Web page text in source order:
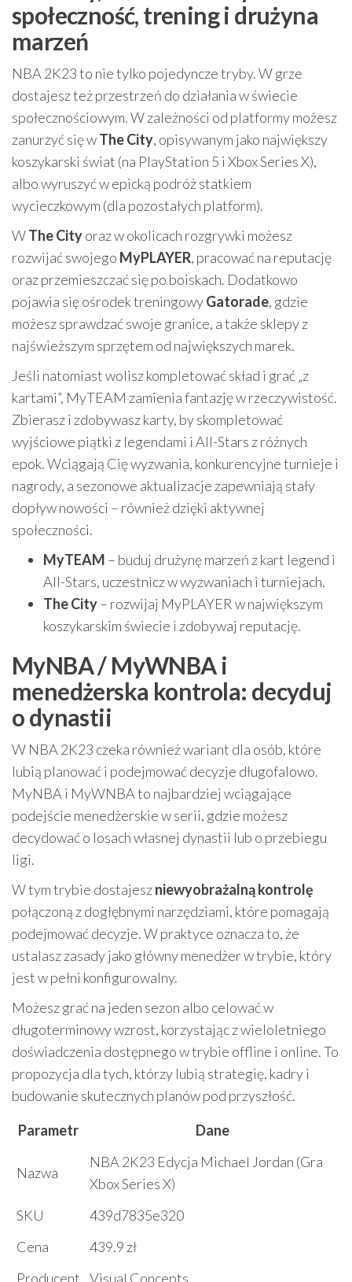
społeczność, trening i drużyna
marzeń
NBA 2K23 to nie tylko pojedyncze tryby. W grze
dostajesz też przestrzeń do działania w świecie
społecznościowym. W zależności od platformy możesz
zanurzyć się wThe City, opisywanym jako największy
koszykarski świat (na PlayStation 5 i Xbox Series X),
albo wyruszyć w epicką podróż statkiem
wycieczkowym (dla pozostałych platform).
WThe Cityoraz w okolicach rozgrywki możesz
rozwijać swojego MyPLAYER, pracować na reputację
oraz przemieszczać się po boiskach. Dodatkowo
pojawia się ośrodek treningowyGatorade, gdzie
możesz sprawdzać swoje granice, a także sklepy z
najświeższym sprzętem od największych marek.
Jeśli natomiast wolisz kompletować skład i grać „z
kartami”, MyTEAM zamienia fantazję w rzeczywistość.
Zbierasz i zdobywasz karty, by skompletować
wyjściowe piątki z legendami i All-Stars z różnych
epok. Wciągają Cię wyzwania, konkurencyjne turnieje i
nagrody, a sezonowe aktualizacje zapewniają stały
dopływ nowości – również dzięki aktywnej
społeczności.
MyTEAM – buduj drużynę marzeń z kart legend i
All-Stars, uczestnicz w wyzwaniach i turniejach.
The City– rozwijaj MyPLAYER w największym
koszykarskim świecie i zdobywaj reputację.
MyNBA / MyWNBA i
menedżerska kontrola: decyduj
o dynastii
W NBA 2K23 czeka również wariant dla osób, które
lubią planować i podejmować decyzje długofalowo.
MyNBA i MyWNBA to najbardziej wciągające
podejście menedżerskie w serii, gdzie możesz
decydować o losach własnej dynastii lub o przebiegu
ligi.
W tym trybie dostajeszniewyobrażalną kontrolę
połączoną z dogłębnymi narzędziami, które pomagają
podejmować decyzje. W praktyce oznacza to, że
ustalasz zasady jako główny menedżer w trybie, który
jest w pełni konfigurowalny.
Możesz grać na jeden sezon albo celować w
długoterminowy wzrost, korzystając z wieloletniego
doświadczenia dostępnego w trybie offline i online. To
propozycja dla tych, którzy lubią strategię, kadry i
budowanie skutecznych planów pod przyszłość.
Parametr
Dane
Nazwa
NBA 2K23 Edycja Michael Jordan (Gra
Xbox Series X)
SKU
439d7835e320
Cena
439.9 zł
Producent Visual Concepts